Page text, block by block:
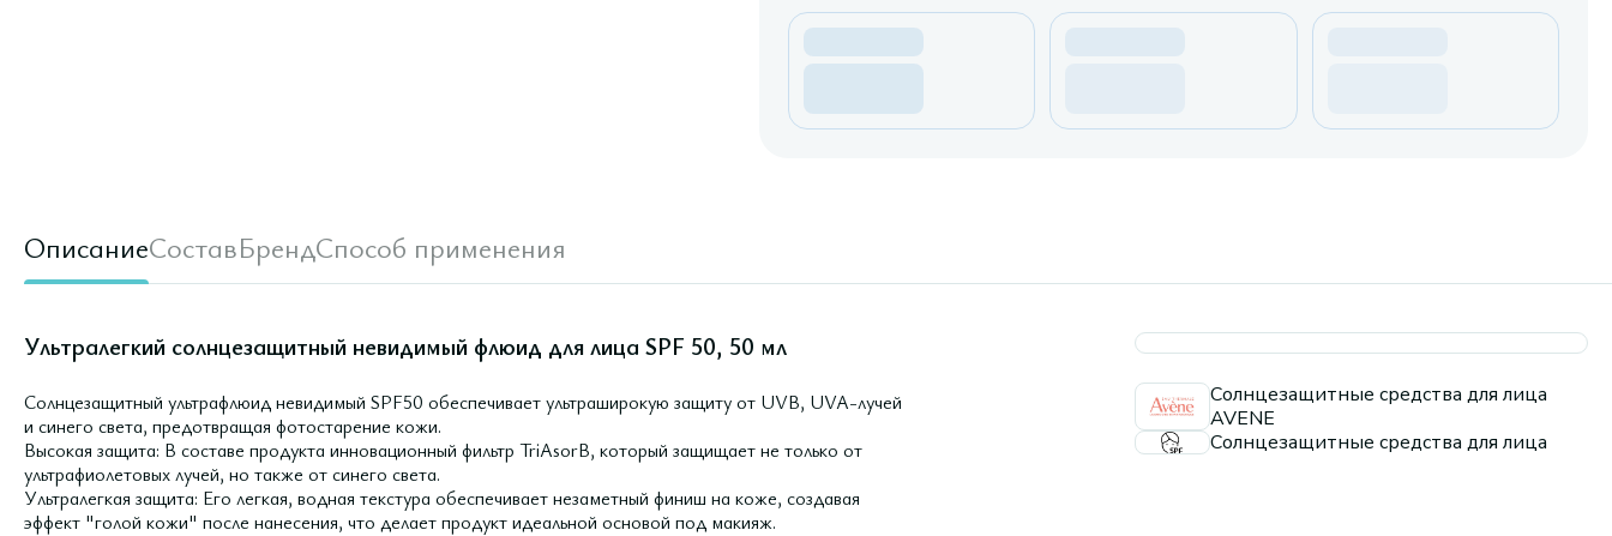
ОписаниеСоставБрендСпособ применения
Ультралегкий солнцезащитный невидимый флюид для лица SPF 50, 50 мл
Солнцезащитный ультрафлюид невидимый SPF50 обеспечивает ультраширокую защиту от UVB, UVA-лучей
и синего света, предотвращая фотостарение кожи.
Высокая защита: В составе продукта инновационный фильтр TriAsorB, который защищает не только от
ультрафиолетовых лучей, но также от синего света.
Ультралегкая защита: Его легкая, водная текстура обеспечивает незаметный финиш на коже, создавая
эффект "голой кожи" после нанесения, что делает продукт идеальной основой под макияж.
Солнцезащитные средства для лица
AVENE
Солнцезащитные средства для лица